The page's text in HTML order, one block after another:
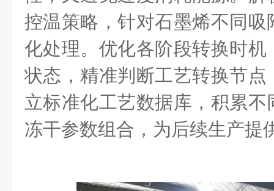
控温策略，针对石墨烯不同
化处理。优化各阶段转换时
状态，精准判断工艺转换节
立标准化工艺数据库，积累
冻干参数组合，为后续生产提